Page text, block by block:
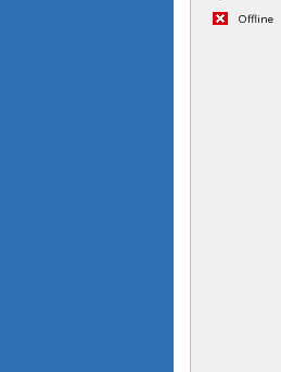
Offline